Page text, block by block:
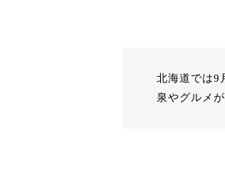
北海道では9
泉やグルメ